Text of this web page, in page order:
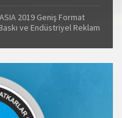
2019 Geniş Format
ve Endüstriyel Reklam